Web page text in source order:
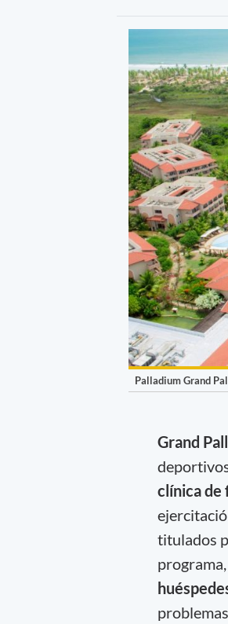
Palladium Grand
Grand
clínica de
titulados